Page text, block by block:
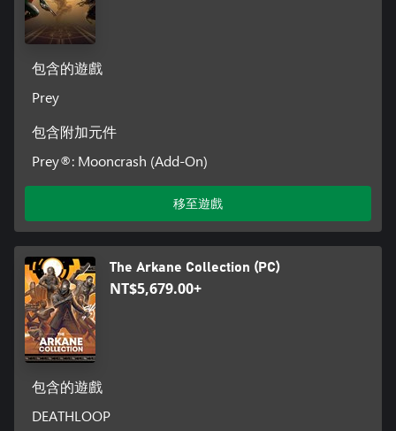
包含的遊戲
Prey
包含附加元件
Prey®: Mooncrash (Add-On)
移至遊戲
The Arkane Collection (PC)
NT$5,679.00+
包含的遊戲
DEATHLOOP